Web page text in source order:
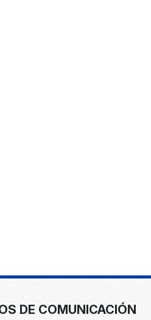
DE COMUNICACIÓN